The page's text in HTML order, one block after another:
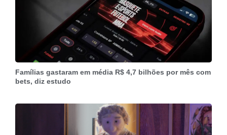
Famílias gastaram em média R$ 4,7 bilhões por mês com
bets, diz estudo